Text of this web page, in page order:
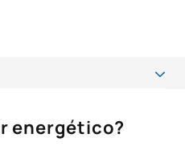
energético?